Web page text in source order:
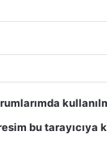
bu tarayıcıya